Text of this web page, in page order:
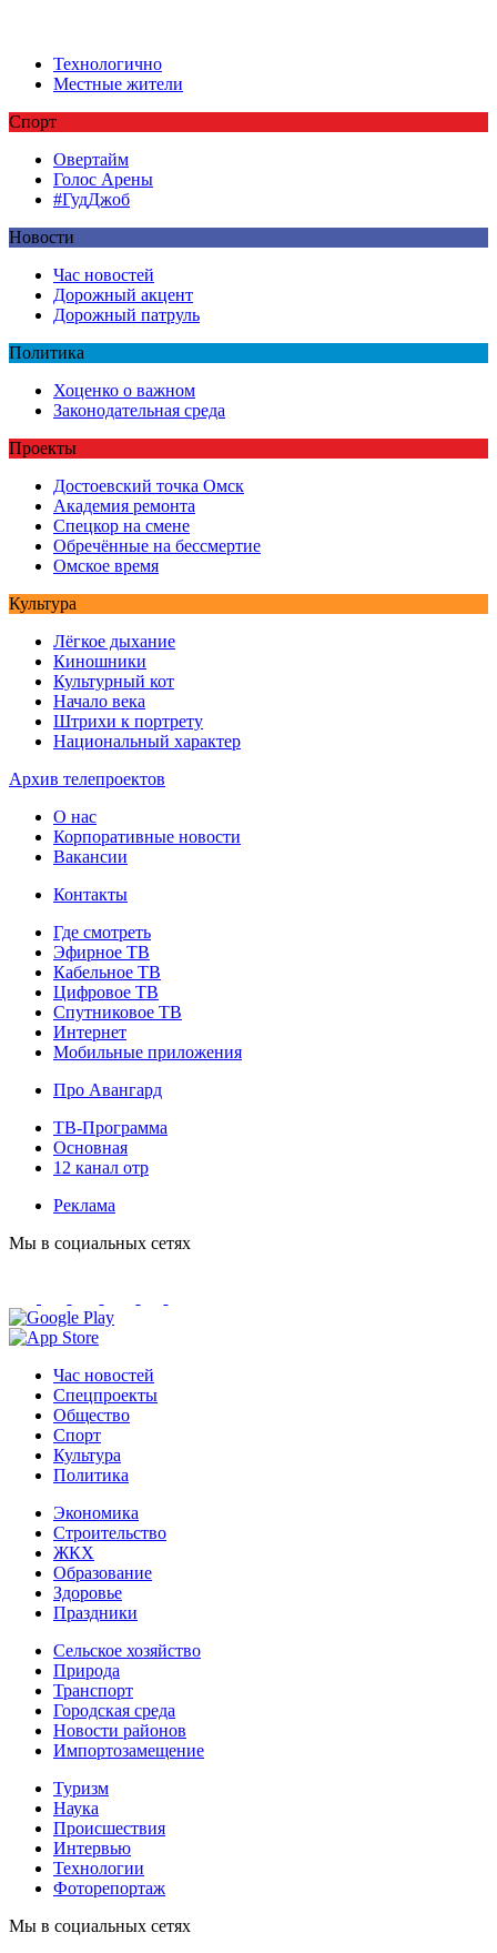
Технологично
Местные жители
Спорт
Овертайм
Голос Арены
#ГудДжоб
Новости
Час новостей
Дорожный акцент
Дорожный патруль
Политика
Хоценко о важном
Законодательная среда
Проекты
Достоевский точка Омск
Академия ремонта
Спецкор на смене
Обречённые на бессмертие
Омское время
Культура
Лёгкое дыхание
Киношники
Культурный кот
Начало века
Штрихи к портрету
Национальный характер
Архив телепроектов
О нас
Корпоративные новости
Вакансии
Контакты
Где смотреть
Эфирное ТВ
Кабельное ТВ
Цифровое ТВ
Спутниковое ТВ
Интернет
Мобильные приложения
Про Авангард
ТВ-Программа
Основная
12 канал отр
Реклама
Мы в социальных сетях
Час новостей
Спецпроекты
Общество
Спорт
Культура
Политика
Экономика
Строительство
ЖКХ
Образование
Здоровье
Праздники
Сельское хозяйство
Природа
Транспорт
Городская среда
Новости районов
Импортозамещение
Туризм
Наука
Происшествия
Интервью
Технологии
Фоторепортаж
Мы в социальных сетях